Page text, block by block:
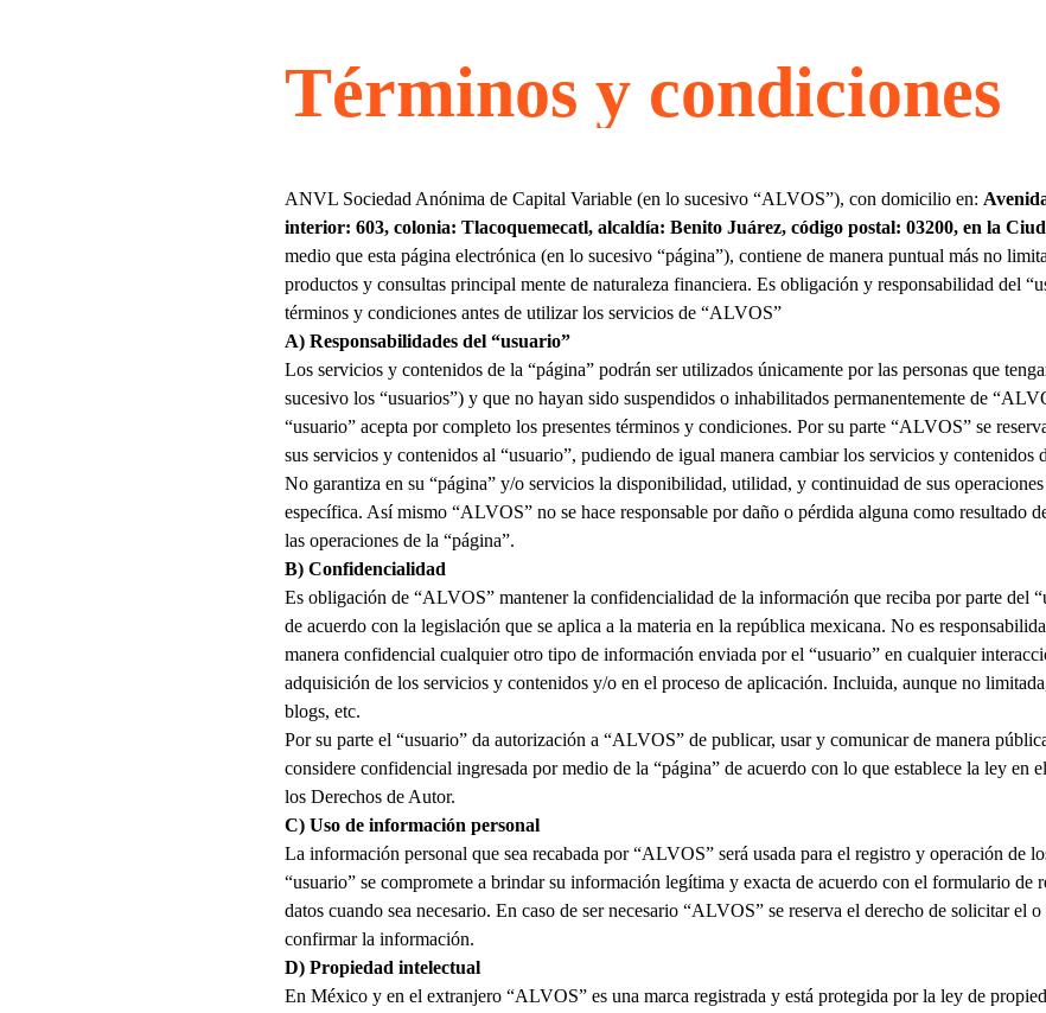
Términos y condiciones
ANVL Sociedad Anónima de Capital Variable (en lo sucesivo “ALVOS”), con domicilio en:
interior: 603, colonia: Tlacoquemecatl, alcaldía: Benito Juárez, código postal: 03200, en la
medio que esta página electrónica (en lo sucesivo “página”), contiene de manera puntual más no
productos y consultas principal mente de naturaleza financiera. Es obligación y responsabilidad del
términos y condiciones antes de utilizar los servicios de “ALVOS”
A) Responsabilidades del “usuario”
Los servicios y contenidos de la “página” podrán ser utilizados únicamente por las personas que
sucesivo los “usuarios”) y que no hayan sido suspendidos o inhabilitados permanentemente de “
“usuario” acepta por completo los presentes términos y condiciones. Por su parte “ALVOS” se
sus servicios y contenidos al “usuario”, pudiendo de igual manera cambiar los servicios y contenidos
No garantiza en su “página” y/o servicios la disponibilidad, utilidad, y continuidad de sus
específica. Así mismo “ALVOS” no se hace responsable por daño o pérdida alguna como resultado
las operaciones de la “página”.
B) Confidencialidad
Es obligación de “ALVOS” mantener la confidencialidad de la información que reciba por parte del
de acuerdo con la legislación que se aplica a la materia en la república mexicana. No es
manera confidencial cualquier otro tipo de información enviada por el “usuario” en cualquier
adquisición de los servicios y contenidos y/o en el proceso de aplicación. Incluida, aunque no
blogs, etc.
Por su parte el “usuario” da autorización a “ALVOS” de publicar, usar y comunicar de manera
considere confidencial ingresada por medio de la “página” de acuerdo con lo que establece la ley en
los Derechos de Autor.
C) Uso de información personal
La información personal que sea recabada por “ALVOS” será usada para el registro y operación de
“usuario” se compromete a brindar su información legítima y exacta de acuerdo con el formulario de
datos cuando sea necesario. En caso de ser necesario “ALVOS” se reserva el derecho de solicitar el
confirmar la información.
D) Propiedad intelectual
En México y en el extranjero “ALVOS” es una marca registrada y está protegida por la ley de